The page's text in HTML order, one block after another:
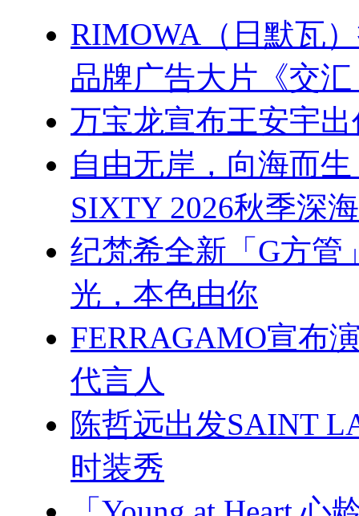
RIMOWA（日默瓦
品牌广告大片《交
万宝龙宣布王安宇
自由无岸，向海而
SIXTY 2026秋季深
纪梵希全新「G方管
光，本色由你
FERRAGAMO宣布
代言人
陈哲远出发SAINT
时装秀